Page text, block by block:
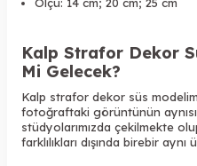
Ölçü: 14 cm; 20 cm; 25 cm
Kalp Strafor Dekor
Mi Gelecek?
Kalp strafor dekor süs
fotoğraftaki görüntünün
stüdyolarımızda çekilmekte
farklılıkları dışında birebir aynı